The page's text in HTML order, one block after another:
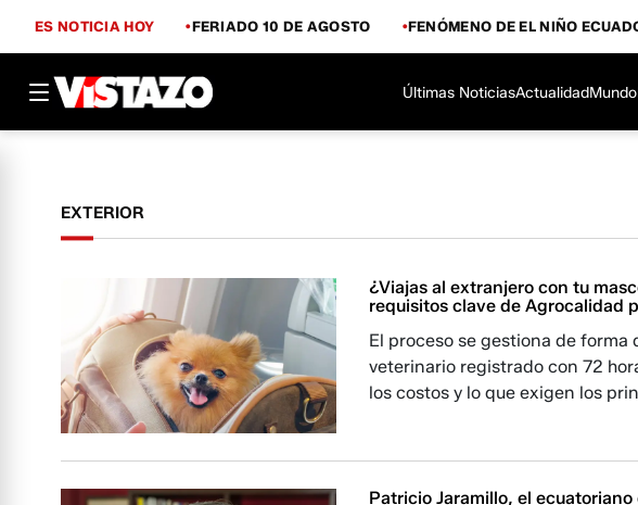
ES NOTICIA HOY FERIADO 10 DE AGOSTO FENÓMENO DE EL NIÑO
Últimas NoticiasActualidadMundo
EXTERIOR
¿Viajas al extranjero con tu
requisitos clave de Agrocalidad
El proceso se gestiona de
veterinario registrado con 72
los costos y lo que exigen los
Patricio Jaramillo, el